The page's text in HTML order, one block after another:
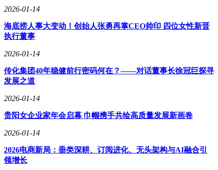
2026-01-14
海底捞人事大变动！创始人张勇再掌CEO帅印 四位女性新晋
执行董事
2026-01-14
传化集团40年稳健前行密码何在？——对话董事长徐冠巨探寻
发展之道
2026-01-14
贵阳女企业家年会启幕 巾帼携手共绘高质量发展新画卷
2026-01-14
2026电商新局：垂类深耕、订阅进化、无头架构与AI融合引
领增长